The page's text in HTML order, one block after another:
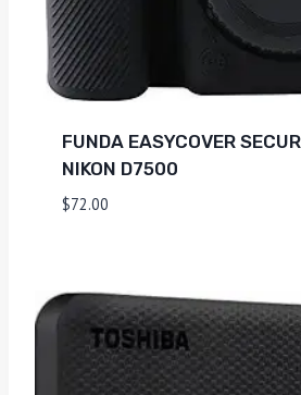
FUNDA EASYCOVER
NIKON D7500
$72.00